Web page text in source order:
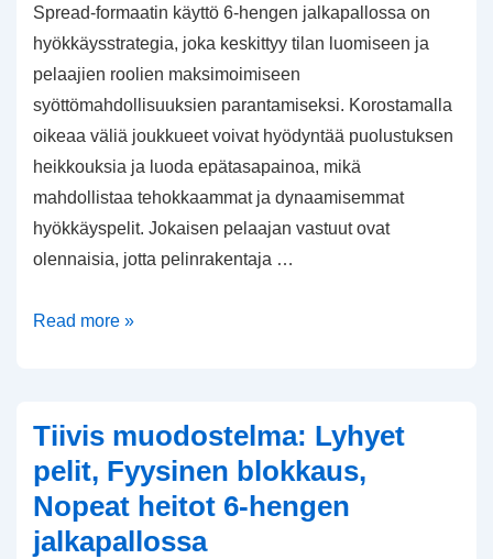
Spread-formaatin käyttö 6-hengen jalkapallossa on
hyökkäysstrategia, joka keskittyy tilan luomiseen ja
pelaajien roolien maksimoimiseen
syöttömahdollisuuksien parantamiseksi. Korostamalla
oikeaa väliä joukkueet voivat hyödyntää puolustuksen
heikkouksia ja luoda epätasapainoa, mikä
mahdollistaa tehokkaammat ja dynaamisemmat
hyökkäyspelit. Jokaisen pelaajan vastuut ovat
olennaisia, jotta pelinrakentaja …
Spread
Syöttövaihtoehdot
6-
hengen
jalkapallossa
Read more »
Tiivis muodostelma: Lyhyet
pelit, Fyysinen blokkaus,
Nopeat heitot 6-hengen
jalkapallossa